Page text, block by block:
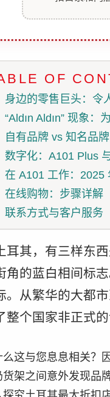
OF
身边的零售巨头：令
“Aldın Aldın” 现象：
自有品牌 vs 知名品
数字化：A101 Plus
在 A101 工作：2025
在线购物：步骤详解
联系方式与客户服务
耳其，有三样东
角的蓝白相间标
。从繁华的大都
整个国家非正式的
么这与您息息相关？
货架之间意外发现品